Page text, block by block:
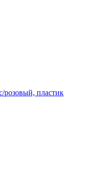
розовый, пластик